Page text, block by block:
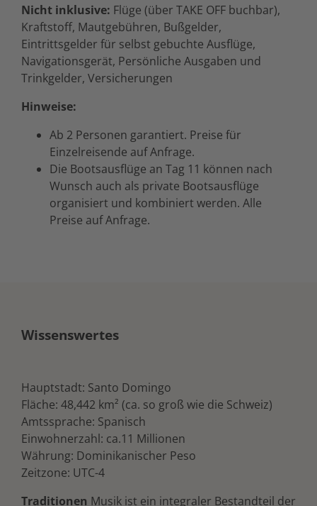
Nicht inklusive: Flüge (über TAKE OFF buchbar),
Kraftstoff, Mautgebühren, Bußgelder,
Eintrittsgelder für selbst gebuchte Ausflüge,
Navigationsgerät, Persönliche Ausgaben und
Trinkgelder, Versicherungen
Hinweise:
Ab 2 Personen garantiert. Preise für
Einzelreisende auf Anfrage.
Die Bootsausflüge an Tag 11 können nach
Wunsch auch als private Bootsausflüge
organisiert und kombiniert werden. Alle
Preise auf Anfrage.
Wissenswertes
Hauptstadt: Santo Domingo
Fläche: 48,442 km² (ca. so groß wie die Schweiz)
Amtssprache: Spanisch
Einwohnerzahl: ca.11 Millionen
Währung: Dominikanischer Peso
Zeitzone: UTC-4
Traditionen Musik ist ein integraler Bestandteil der